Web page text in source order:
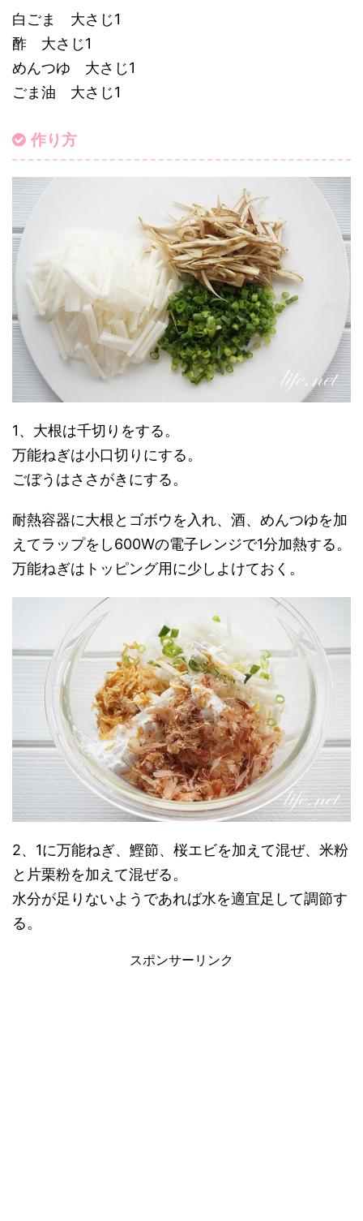
白ごま 大さじ1
酢 大さじ1
めんつゆ 大さじ1
ごま油 大さじ1
作り方
1、大根は千切りをする。
万能ねぎは小口切りにする。
ごぼうはささがきにする。
耐熱容器に大根とゴボウを入れ、酒、めんつゆを加
えてラップをし600Wの電子レンジで1分加熱する。
万能ねぎはトッピング用に少しよけておく。
2、1に万能ねぎ、鰹節、桜エビを加えて混ぜ、米粉
と片栗粉を加えて混ぜる。
水分が足りないようであれば水を適宜足して調節す
る。
スポンサーリンク